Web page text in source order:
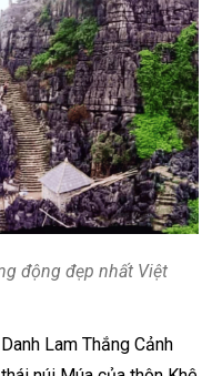
động đẹp nhất Việt
Lam Thắng Cảnh